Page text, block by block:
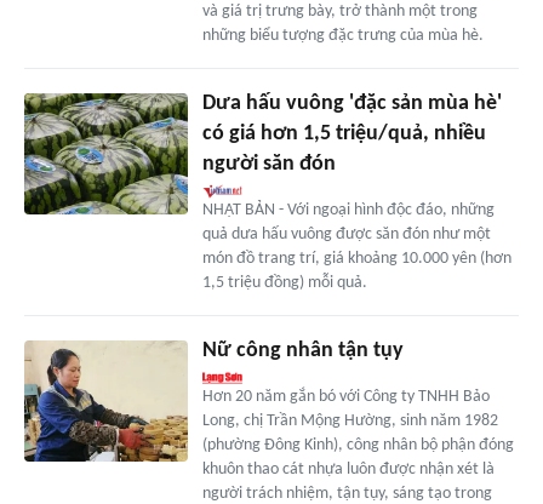
và giá trị trưng bày, trở thành một trong
những biểu tượng đặc trưng của mùa hè.
Dưa hấu vuông 'đặc sản mùa hè'
có giá hơn 1,5 triệu/quả, nhiều
người săn đón
NHẬT BẢN - Với ngoại hình độc đáo, những
quả dưa hấu vuông được săn đón như một
món đồ trang trí, giá khoảng 10.000 yên (hơn
1,5 triệu đồng) mỗi quả.
Nữ công nhân tận tụy
Hơn 20 năm gắn bó với Công ty TNHH Bảo
Long, chị Trần Mộng Hường, sinh năm 1982
(phường Đông Kinh), công nhân bộ phận đóng
khuôn thao cát nhựa luôn được nhận xét là
người trách nhiệm, tận tụy, sáng tạo trong